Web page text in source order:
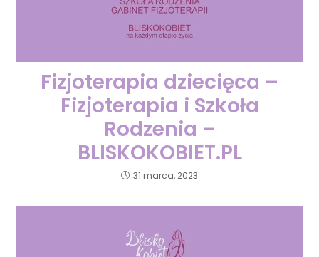
Fizjoterapia dziecięca –
Fizjoterapia i Szkoła
Rodzenia –
BLISKOKOBIET.PL
31 marca, 2023